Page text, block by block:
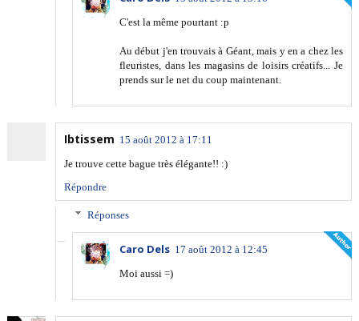
C'est la même pourtant :p
Au début j'en trouvais à Géant, mais y en a chez les
fleuristes, dans les magasins de loisirs créatifs... Je
prends sur le net du coup maintenant.
Ibtissem 15 août 2012 à 17:11
Je trouve cette bague très élégante!! :)
Répondre
Réponses
Caro Dels 17 août 2012 à 12:45
Moi aussi =)